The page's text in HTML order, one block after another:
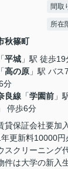
間取
所在
秋篠町
「平城 」駅 徒歩19
「高の原 」駅 バ
分
良線 「学園前 」
停歩6分
貸保証会社要加
更新料10000円
スクリーニング
件は大学の新入